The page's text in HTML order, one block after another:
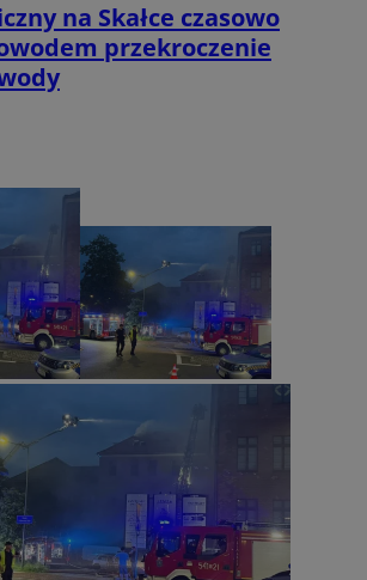
na Skałce czasowo
przekroczenie